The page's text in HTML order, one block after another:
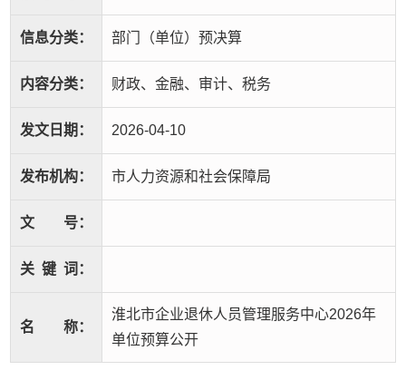
信息分类： 部门（单位）预决算
内容分类： 财政、金融、审计、税务
发文日期： 2026-04-10
发布机构： 市人力资源和社会保障局
文 号：
关 键 词：
名 称：
淮北市企业退休人员管理服务中心2026年
单位预算公开